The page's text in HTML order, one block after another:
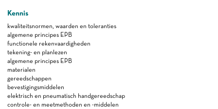
Kennis
kwaliteitsnormen, waarden en toleranties
algemene principes EPB
functionele rekenvaardigheden
tekening- en planlezen
algemene principes EPB
materialen
gereedschappen
bevestigingsmiddelen
elektrisch en pneumatisch handgereedschap
controle- en meetmethoden en -middelen